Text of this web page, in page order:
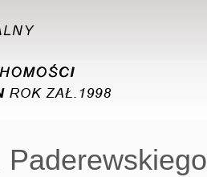
Paderewskiego